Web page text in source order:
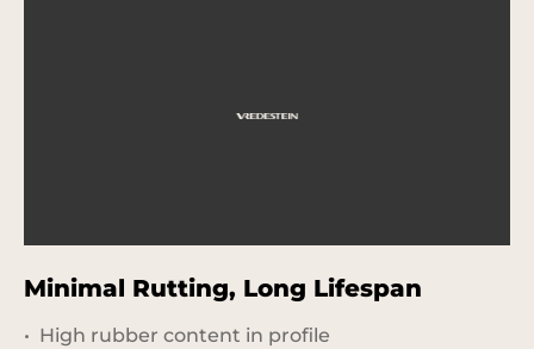
Minimal Rutting, Long Lifespan
High rubber content in profile